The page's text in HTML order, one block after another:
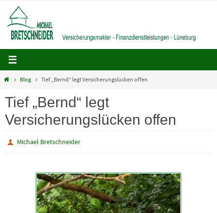
Inhalt
springen
HomeBlog Tief „Bernd“ legt Versicherungslücken offen
Tief „Bernd“ legt
Versicherungslücken offen
Michael Bretschneider